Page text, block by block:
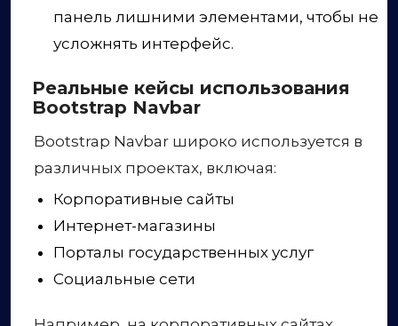
панель лишними элементами, чтобы не
усложнять интерфейс.
Реальные кейсы использования
Bootstrap Navbar
Bootstrap Navbar широко используется в
различных проектах, включая:
Корпоративные сайты
Интернет-магазины
Порталы государственных услуг
Социальные сети